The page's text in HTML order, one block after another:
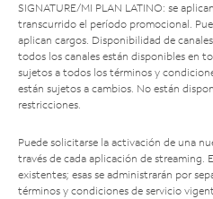
SIGNATURE/MI PLAN LATINO: se
transcurrido el período promocional.
aplican cargos. Disponibilidad de
todos los canales están disponibles en
sujetos a todos los términos y
están sujetos a cambios. No están
restricciones.
Puede solicitarse la activación de una
través de cada aplicación de streaming.
existentes; esas se administrarán por
términos y condiciones de servicio